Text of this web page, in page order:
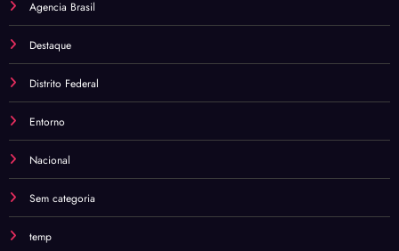
Agencia Brasil
Destaque
Distrito Federal
Entorno
Nacional
Sem categoria
temp